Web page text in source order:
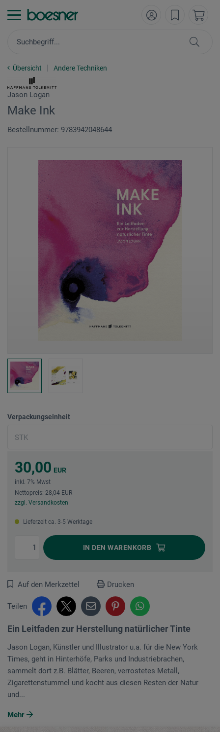
Übersicht Andere Techniken
Jason Logan
Make Ink
Bestellnummer: 9783942048644
Verpackungseinheit
30,00 EUR
inkl. 7% Mwst
Nettopreis: 28,04 EUR
zzgl. Versandkosten
Lieferzeit ca. 3-5 Werktage
IN DEN WARENKORB
Auf den Merkzettel Drucken
Teilen
Ein Leitfaden zur Herstellung natürlicher Tinte
Jason Logan, Künstler und Illustrator u.a. für die New York
Times, geht in Hinterhöfe, Parks und Industriebrachen,
sammelt dort z.B. Blätter, Beeren, verrostetes Metall,
Zigarettenstummel und kocht aus diesen Resten der Natur
und...
Mehr